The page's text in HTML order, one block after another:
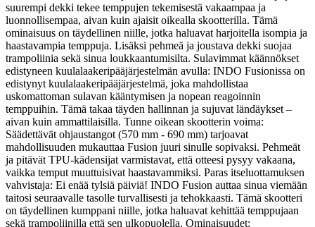
suurempi dekki tekee temppujen tekemisestä vakaampaa ja
luonnollisempaa, aivan kuin ajaisit oikealla skootterilla. Tämä
ominaisuus on täydellinen niille, jotka haluavat harjoitella isompia ja
haastavampia temppuja. Lisäksi pehmeä ja joustava dekki suojaa
trampoliinia sekä sinua loukkaantumisilta. Sulavimmat käännökset
edistyneen kuulalaakeripääjärjestelmän avulla: INDO Fusionissa on
edistynyt kuulalaakeripääjärjestelmä, joka mahdollistaa
uskomattoman sulavan kääntymisen ja nopean reagoinnin
temppuihin. Tämä takaa täyden hallinnan ja sujuvat ländäykset –
aivan kuin ammattilaisilla. Tunne oikean skootterin voima:
Säädettävät ohjaustangot (570 mm - 690 mm) tarjoavat
mahdollisuuden mukauttaa Fusion juuri sinulle sopivaksi. Pehmeät
ja pitävät TPU-kädensijat varmistavat, että otteesi pysyy vakaana,
vaikka temput muuttuisivat haastavammiksi. Paras itseluottamuksen
vahvistaja: Ei enää tylsiä päiviä! INDO Fusion auttaa sinua viemään
taitosi seuraavalle tasolle turvallisesti ja tehokkaasti. Tämä skootteri
on täydellinen kumppani niille, jotka haluavat kehittää temppujaan
sekä trampoliinilla että sen ulkopuolella. Ominaisuudet: